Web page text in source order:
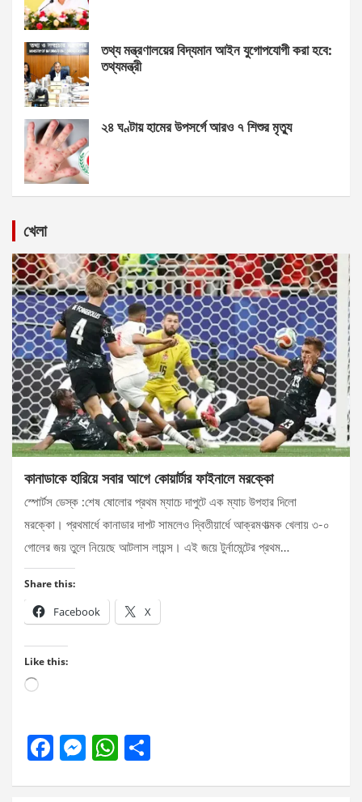
তথ্য মন্ত্রণালয়ের বিদ্যমান আইন যুগোপযোগী করা হবে:
তথ্যমন্ত্রী
২৪ ঘণ্টায় হামের উপসর্গে আরও ৭ শিশুর মৃত্যু
খেলা
কানাডাকে হারিয়ে সবার আগে কোয়ার্টার ফাইনালে মরক্কো
স্পোর্টস ডেস্ক :শেষ ষোলোর প্রথম ম্যাচে দাপুটে এক ম্যাচ উপহার দিলো
মরক্কো। প্রথমার্ধে কানাডার দাপট সামলেও দ্বিতীয়ার্ধে আক্রমণাত্মক খেলায় ৩-০
গোলের জয় তুলে নিয়েছে আটলাস লায়ন্স। এই জয়ে টুর্নামেন্টের প্রথম…
Share this:
Facebook X
Like this:
Loading…
F
M W